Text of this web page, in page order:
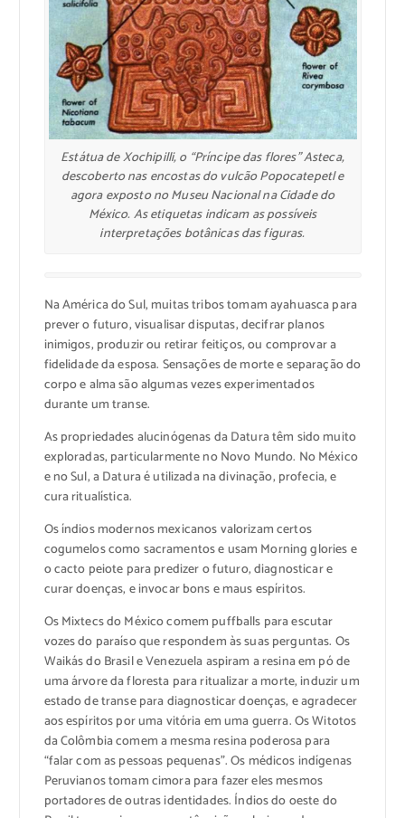
Estátua de Xochipilli, o “Príncipe das flores” Asteca,
descoberto nas encostas do vulcão Popocatepetl e
agora exposto no Museu Nacional na Cidade do
México. As etiquetas indicam as possíveis
interpretações botânicas das figuras.
Na América do Sul, muitas tribos tomam ayahuasca para
prever o futuro, visualisar disputas, decifrar planos
inimigos, produzir ou retirar feitiços, ou comprovar a
fidelidade da esposa. Sensações de morte e separação do
corpo e alma são algumas vezes experimentados
durante um transe.
As propriedades alucinógenas da Datura têm sido muito
exploradas, particularmente no Novo Mundo. No México
e no Sul, a Datura é utilizada na divinação, profecia, e
cura ritualística.
Os índios modernos mexicanos valorizam certos
cogumelos como sacramentos e usam Morning glories e
o cacto peiote para predizer o futuro, diagnosticar e
curar doenças, e invocar bons e maus espíritos.
Os Mixtecs do México comem puffballs para escutar
vozes do paraíso que respondem às suas perguntas. Os
Waikás do Brasil e Venezuela aspiram a resina em pó de
uma árvore da floresta para ritualizar a morte, induzir um
estado de transe para diagnosticar doenças, e agradecer
aos espíritos por uma vitória em uma guerra. Os Witotos
da Colômbia comem a mesma resina poderosa para
“falar com as pessoas pequenas”. Os médicos indígenas
Peruvianos tomam cimora para fazer eles mesmos
portadores de outras identidades. Índios do oeste do